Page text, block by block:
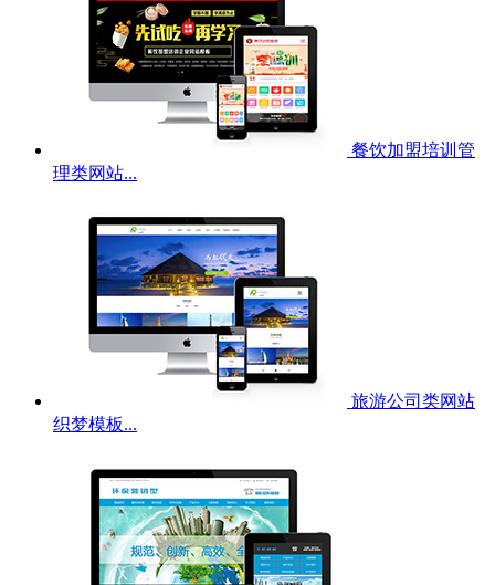
餐饮加盟培训管
理类网站...
旅游公司类网站
织梦模板...